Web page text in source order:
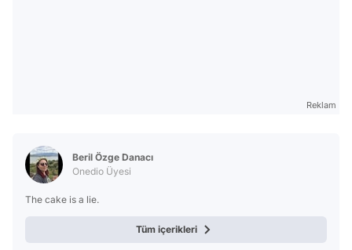
Reklam
Beril Özge Danacı
Onedio Üyesi
The cake is a lie.
Tüm içerikleri